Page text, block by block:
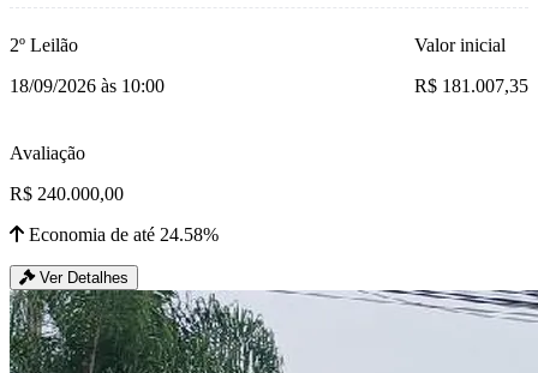
2º Leilão
18/09/2026 às 10:00
Valor inicial
R$ 181.007,35
Avaliação
R$ 240.000,00
Economia de até 24.58%
Ver Detalhes